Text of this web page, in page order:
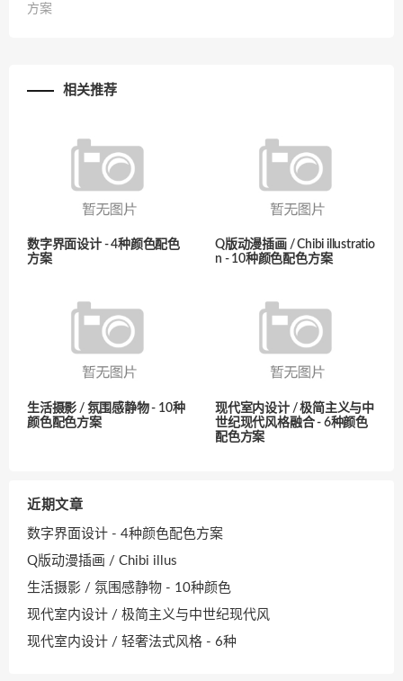
方案
相关推荐
数字界面设计 - 4种颜色配色
方案
Q版动漫插画 / Chibi illustratio
n - 10种颜色配色方案
生活摄影 / 氛围感静物 - 10种
颜色配色方案
现代室内设计 / 极简主义与中
世纪现代风格融合 - 6种颜色
配色方案
近期文章
数字界面设计 - 4种颜色配色方案
Q版动漫插画 / Chibi illus
生活摄影 / 氛围感静物 - 10种颜色
现代室内设计 / 极简主义与中世纪现代风
现代室内设计 / 轻奢法式风格 - 6种